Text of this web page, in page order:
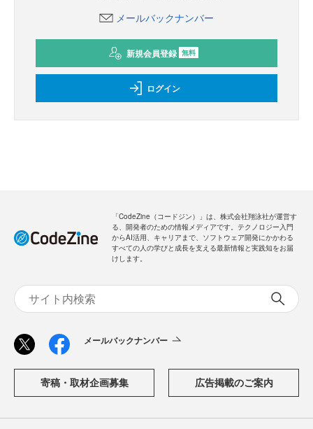
メールバックナンバー
新規会員登録 無料
ログイン
「CodeZine（コードジン）」は、株式会社翔泳社が運営す
る、開発者のための情報メディアです。テクノロジー入門
からAI活用、キャリアまで、ソフトウェア開発にかかわる
すべての人の学びと成長を支える最新情報と実践知をお届
けします。
メールバックナンバー
寄稿・取材企画募集 広告掲載のご案内